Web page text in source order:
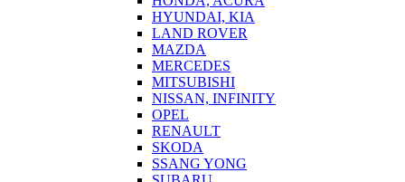
HYUNDAI, KIA
LAND ROVER
MAZDA
MERCEDES
MITSUBISHI
NISSAN, INFINITY
OPEL
RENAULT
SKODA
SSANG YONG